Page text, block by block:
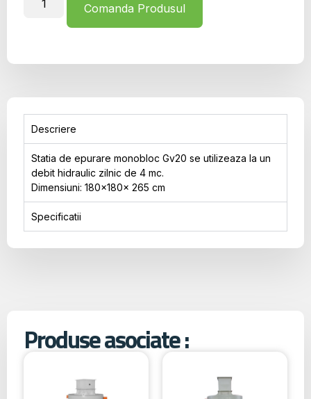
Comanda Produsul
Descriere
Statia de epurare monobloc Gv20 se utilizeaza la un
debit hidraulic zilnic de 4 mc.
Dimensiuni: 180x180x 265 cm
Specificatii
Produse asociate :